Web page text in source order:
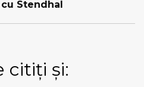
Stendhal
citiți și: